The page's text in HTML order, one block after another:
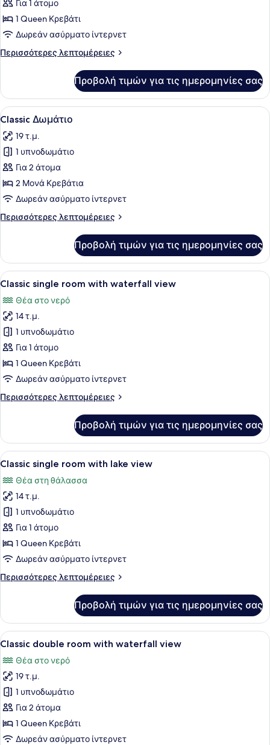
για
Classic
Μονόκλινο
(Forest
Για 1 άτομο
1 Queen Κρεβάτι
Δωρεάν ασύρματο ίντερνετ
Περισσότερες λεπτομέρειες
Περισσότερες
Μονόκλινο
Δωμάτιο
(Forest
Προβολή τιμών για τις ημερομηνίες σας
Προβολή
όλων
των
φωτογραφιών
για
Classic
Δωμάτιο
Ένα δωμάτιο ξενοδοχείου με ένα
2
Classic Δωμάτιο
19 τ.μ.
1 υπνοδωμάτιο
Για 2 άτομα
2 Μονά Κρεβάτια
Δωρεάν ασύρματο ίντερνετ
Περισσότερες λεπτομέρειες
Περισσότερες
Δωμάτιο
Προβολή τιμών για τις ημερομηνίες σας
Προβολή
όλων
των
φωτογραφιών
για
Classic
single
room
waterfall
Ένα δωμάτιο ξενοδοχείου με ένα
3
Classic single room with waterfall view
Θέα στο νερό
14 τ.μ.
1 υπνοδωμάτιο
Για 1 άτομο
1 Queen Κρεβάτι
Δωρεάν ασύρματο ίντερνετ
Περισσότερες λεπτομέρειες
Περισσότερες
single
room
with
view
Προβολή τιμών για τις ημερομηνίες σας
Προβολή
όλων
των
φωτογραφιών
για
Classic
single
room
lake
Ένα κλασικό κρεβάτι με
3
Classic single room with lake view
Θέα στη θάλασσα
14 τ.μ.
1 υπνοδωμάτιο
Για 1 άτομο
1 Queen Κρεβάτι
Δωρεάν ασύρματο ίντερνετ
Περισσότερες λεπτομέρειες
Περισσότερες
single
room
with
view
Προβολή τιμών για τις ημερομηνίες σας
Προβολή
όλων
των
φωτογραφιών
για
Classic
double
room
Ένα υπνοδωμάτιο με ένα μεγάλο
3
Classic double room with waterfall view
Θέα στο νερό
19 τ.μ.
1 υπνοδωμάτιο
Για 2 άτομα
1 Queen Κρεβάτι
Δωρεάν ασύρματο ίντερνετ